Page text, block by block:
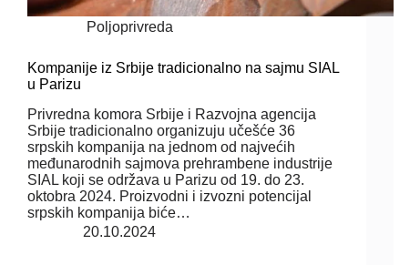
Poljoprivreda
Kompanije iz Srbije tradicionalno na sajmu SIAL
u Parizu
Privredna komora Srbije i Razvojna agencija
Srbije tradicionalno organizuju učešće 36
srpskih kompanija na jednom od najvećih
međunarodnih sajmova prehrambene industrije
SIAL koji se održava u Parizu od 19. do 23.
oktobra 2024. Proizvodni i izvozni potencijal
srpskih kompanija biće…
20.10.2024